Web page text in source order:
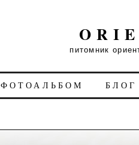
питомник
ФОТОАЛЬБОМ БЛОГ